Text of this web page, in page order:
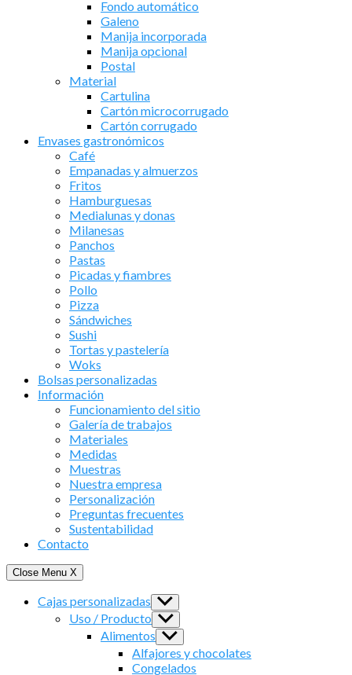
Fondo automático
Galeno
Manija incorporada
Manija opcional
Postal
Material
Cartulina
Cartón microcorrugado
Cartón corrugado
Envases gastronómicos
Café
Empanadas y almuerzos
Fritos
Hamburguesas
Medialunas y donas
Milanesas
Panchos
Pastas
Picadas y fiambres
Pollo
Pizza
Sándwiches
Sushi
Tortas y pastelería
Woks
Bolsas personalizadas
Información
Funcionamiento del sitio
Galería de trabajos
Materiales
Medidas
Muestras
Nuestra empresa
Personalización
Preguntas frecuentes
Sustentabilidad
Contacto
Close Menu X
Cajas personalizadas Show
sub
menu
Uso / Producto Show
sub
menu
Alimentos Show
sub
menu
Alfajores y chocolates
Congelados